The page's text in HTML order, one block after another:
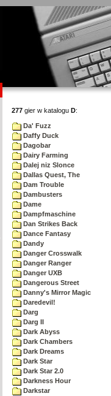
277 gier w katalogu D:
Da' Fuzz
Daffy Duck
Dagobar
Dairy Farming
Dalej niz Slonce
Dallas Quest, The
Dam Trouble
Dambusters
Dame
Dampfmaschine
Dan Strikes Back
Dance Fantasy
Dandy
Danger Crosswalk
Danger Ranger
Danger UXB
Dangerous Street
Danny's Mirror Magic
Daredevil!
Darg
Darg II
Dark Abyss
Dark Chambers
Dark Dreams
Dark Star
Dark Star 2.0
Darkness Hour
Darkstar